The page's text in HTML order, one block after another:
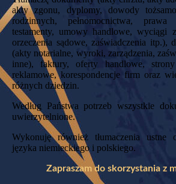
akty zgonu, dyplomy, dowody
rodzinnych, pełnomocnictwa, prawa
testamenty, umowy handlowe, wyciągi
orzeczenia sądowe, zaświadczenia itp.),
(akty notarialne, wyroki, zarządzenia,
inne), faktury, oferty handlowe,
reklamowe, korespondencje firm oraz
różnych dziedzin.
Według Państwa potrzeb wszystkie
uwierzytelnione.
Wykonuję również tłumaczenia ustne
języka niemieckiego i polskiego.
Zapraszam do skorzystania z